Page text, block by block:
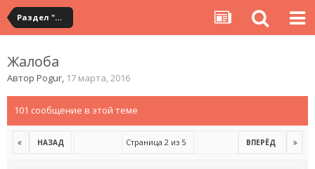
Раздел "Мои посылки" на сервисе YouCanBuy
Жалоба
Автор Pogur, 17 марта, 2016
101 сообщение в этой теме
НАЗАД ВПЕРЁД
Страница 2 из 5